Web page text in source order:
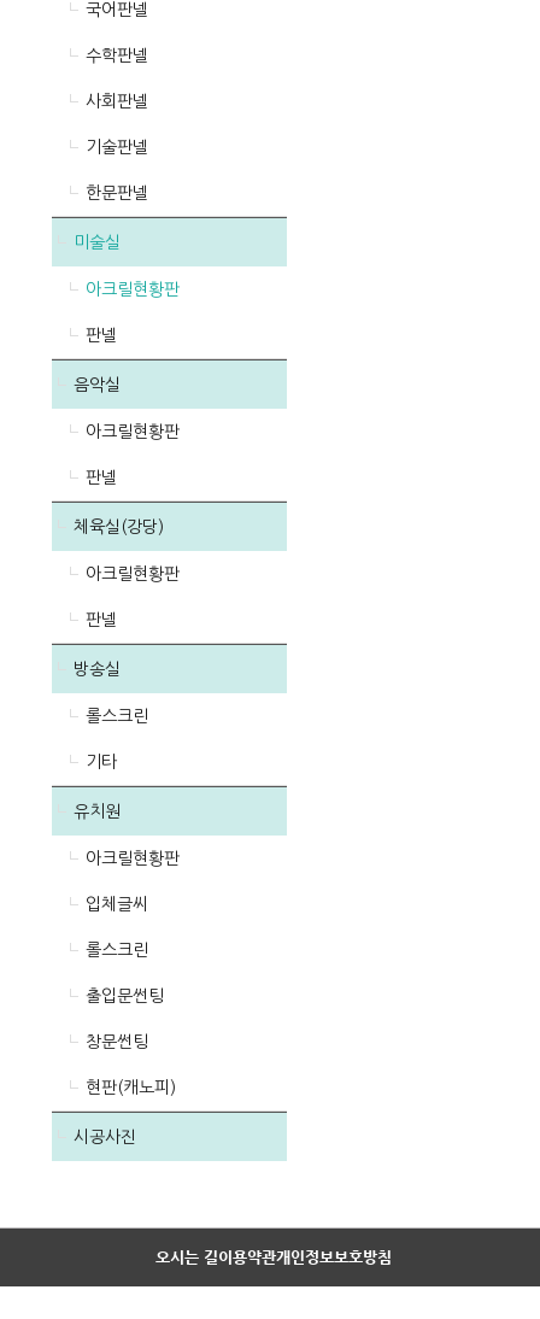
국어판넬
수학판넬
사회판넬
기술판넬
한문판넬
미술실
아크릴현황판
판넬
음악실
아크릴현황판
판넬
체육실(강당)
아크릴현황판
판넬
방송실
롤스크린
기타
유치원
아크릴현황판
입체글씨
롤스크린
출입문썬팅
창문썬팅
현판(캐노피)
시공사진
오시는 길이용약관개인정보보호방침